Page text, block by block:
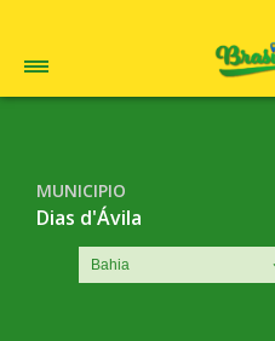
MUNICIPIO
Dias d'Ávila